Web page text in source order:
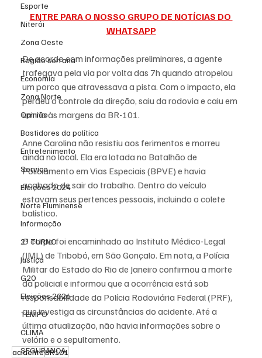
Esporte
Niterói
Zona Oeste
Região serrana
Economia
Zona Norte
Opinião
Bastidores da política
Entretenimento
Serviço
Eleições 2024
Norte Fluminense
Informação
2º TURNO
Justiça
G20
Eleições 2026
TEMPO
CLIMA
SEGURANÇA
ENTRE PARA O NOSSO GRUPO DE NOTÍCIAS DO
WHATSAPP
De acordo com informações preliminares, a agente
trafegava pela via por volta das 7h quando atropelou
um porco que atravessava a pista. Com o impacto, ela
perdeu o controle da direção, saiu da rodovia e caiu em
um rio às margens da BR-101.
Anne Carolina não resistiu aos ferimentos e morreu
ainda no local. Ela era lotada no Batalhão de
Policiamento em Vias Especiais (BPVE) e havia
acabado de sair do trabalho. Dentro do veículo
estavam seus pertences pessoais, incluindo o colete
balístico.
O corpo foi encaminhado ao Instituto Médico-Legal
(IML) de Tribobó, em São Gonçalo. Em nota, a Polícia
Militar do Estado do Rio de Janeiro confirmou a morte
da policial e informou que a ocorrência está sob
responsabilidade da Polícia Rodoviária Federal (PRF),
que investiga as circunstâncias do acidente. Até a
última atualização, não havia informações sobre o
velório e o sepultamento.
acidenteBR101